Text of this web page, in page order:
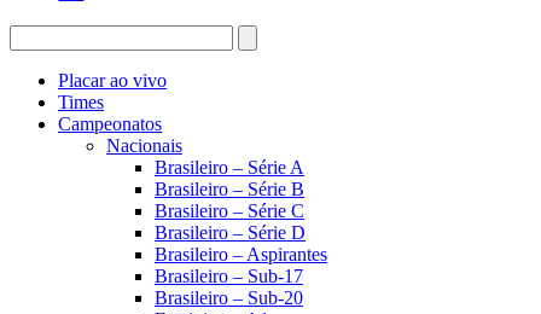
Placar ao vivo
Times
Campeonatos
Nacionais
Brasileiro – Série A
Brasileiro – Série B
Brasileiro – Série C
Brasileiro – Série D
Brasileiro – Aspirantes
Brasileiro – Sub-17
Brasileiro – Sub-20